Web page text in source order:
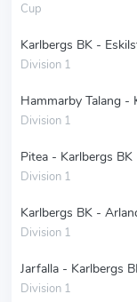
Cup
Karlbergs BK -
Division 1
Hammarby Talang -
Division 1
Pitea - Karlbergs BK
Division 1
Karlbergs BK -
Division 1
Jarfalla - Karlbergs
Division 1